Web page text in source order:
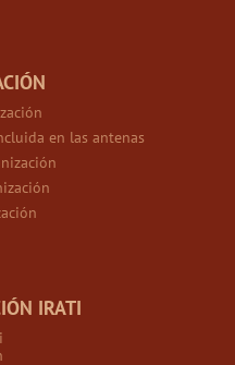
en las antenas
IRATI